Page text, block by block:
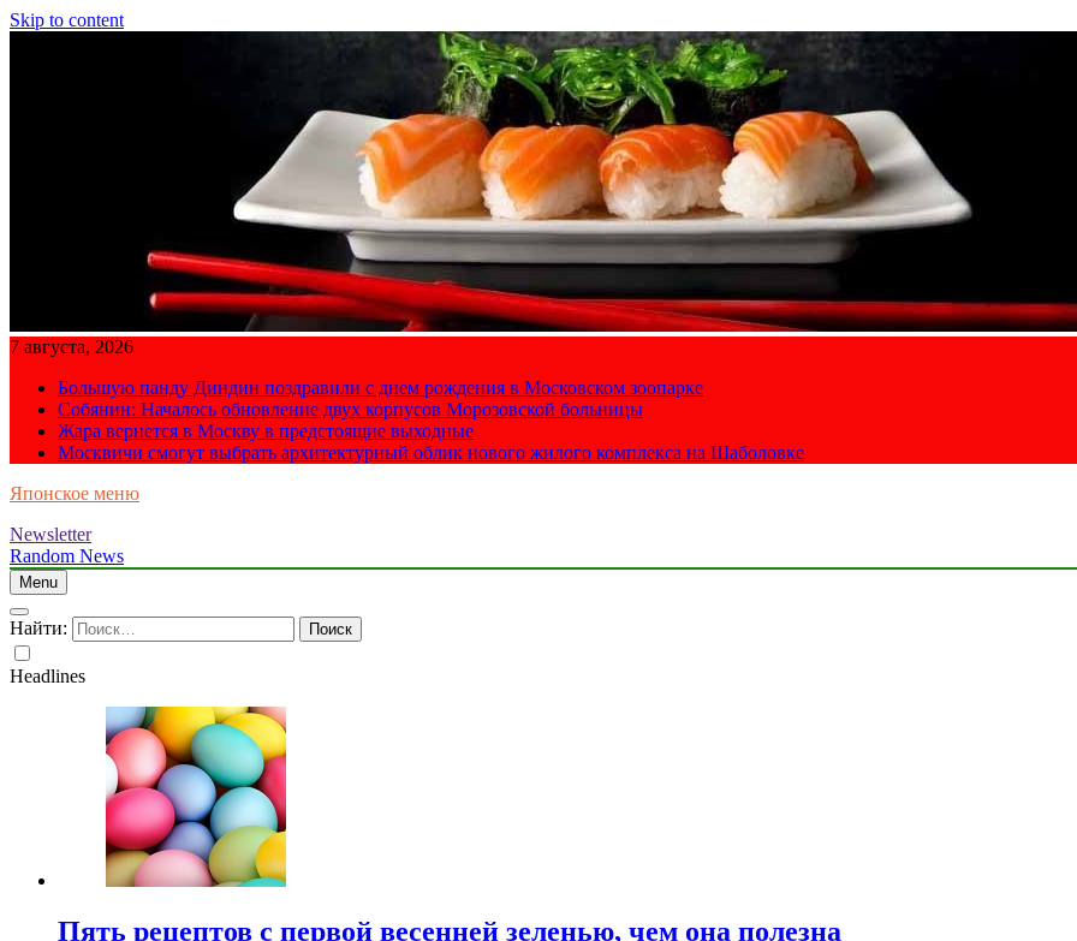
Skip to content
7 августа, 2026
Большую панду Диндин поздравили с днем рождения в Московском зоопарке
Собянин: Началось обновление двух корпусов Морозовской больницы
Жара вернется в Москву в предстоящие выходные
Москвичи смогут выбрать архитектурный облик нового жилого комплекса на Шаболовке
Японское меню
Newsletter
Random News
Menu
Найти:
Headlines
Пять рецептов с первой весенней зеленью, чем она полезна